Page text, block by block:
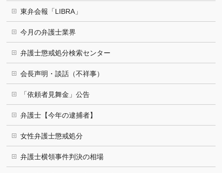
東弁会報「LIBRA」
今月の弁護士業界
弁護士懲戒処分検索センター
会長声明・談話（不祥事）
「依頼者見舞金」公告
弁護士【今年の逮捕者】
女性弁護士懲戒処分
弁護士横領事件判決の相場